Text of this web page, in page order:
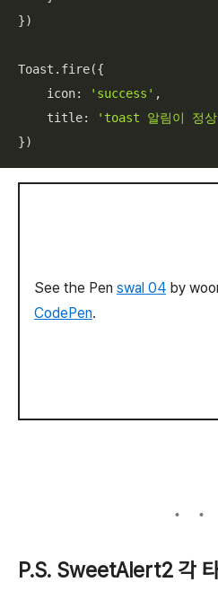
})
Toast.fire({
icon: 'success' ,
title:
'toast 알림이 정상
})
See the Pen swal 04 by
CodePen.
P.S. SweetAlert2 각